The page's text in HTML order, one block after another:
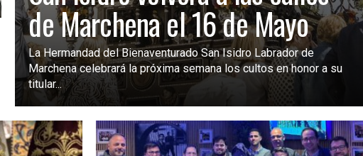
de Marchena el 16 de Mayo
La Hermandad del Bienaventurado San Isidro Labrador de
Marchena celebrará la próxima semana los cultos en honor a su
titular...